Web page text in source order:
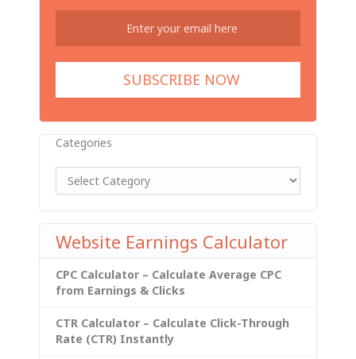
Categories
Website Earnings Calculator
CPC Calculator – Calculate Average CPC
from Earnings & Clicks
CTR Calculator – Calculate Click-Through
Rate (CTR) Instantly